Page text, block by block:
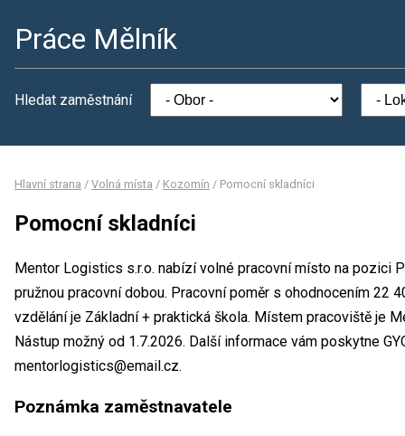
Práce Mělník
Hledat zaměstnání
Hlavní strana / Volná místa / Kozomín / Pomocní skladníci
Pomocní skladníci
Mentor Logistics s.r.o. nabízí volné pracovní místo na pozici
pružnou pracovní dobou. Pracovní poměr s ohodnocením 22
vzdělání je Základní + praktická škola. Místem pracoviště je
Nástup možný od 1.7.2026. Další informace vám poskytne
mentorlogistics@email.cz.
Poznámka zaměstnavatele